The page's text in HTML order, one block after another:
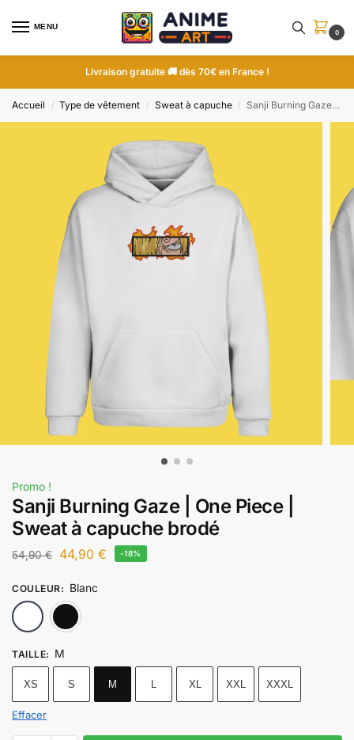
MENU
0
Livraison gratuite 🚚 dès 70€ en France !
Accueil / Type de vêtement / Sweat à capuche / Sanji Burning Gaze | One Piece | Sweat à capuche brodé
Promo !
Sanji Burning Gaze | One Piece |
Sweat à capuche brodé
54,90€ 44,90 € -18%
COULEUR: Blanc
TAILLE: M
XS S M L XL XXL XXXL
Effacer